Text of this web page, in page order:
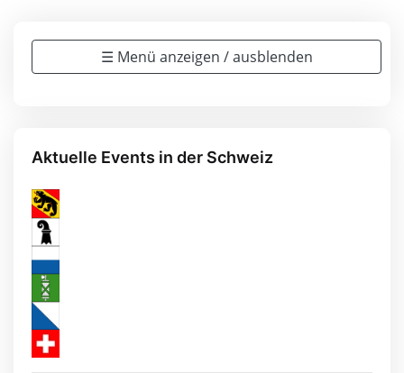
☰ Menü anzeigen / ausblenden
Aktuelle Events in der Schweiz